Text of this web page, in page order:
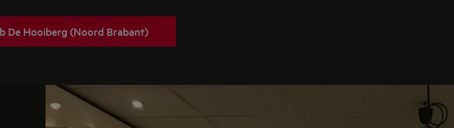
De Hooiberg (Noord Brabant)